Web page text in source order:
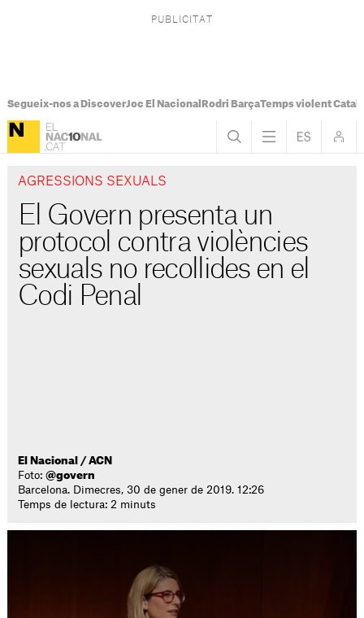
Segueix-nos a DiscoverJoc El Nacional Rodri BarçaTemps violent
AGRESSIONS SEXUALS
El Govern presenta un
protocol contra violències
sexuals no recollides en el
Codi Penal
El Nacional / ACN
Foto:@govern
Barcelona. Dimecres, 30 de gener de 2019. 12:26
Temps de lectura: 2 minuts